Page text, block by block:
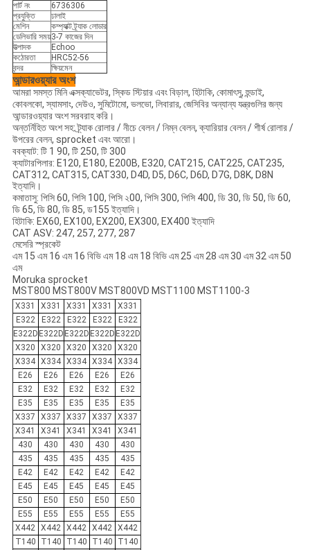
পার্ট নং
6736306
প্রযুক্তি
ঢালাই
মেশিন
কম্প্যাক্ট ট্র্যাক লোডার
ডেলিভারি সময়3-7 কাজের দিন
উত্পাদক
Echoo
কঠোরতা
HRC52-56
বন্দর
ক্ষিয়মেন
আন্ডারওয়্যার অংশ
আমরা সমস্ত মিনি এক্সক্যাভেটর, স্কিড স্টিয়ার এবং বিড়াল, হিটাকি, কোমাৎসু, হুন্ডাই,
কোবলকো, স্যামসাং, দেউও, সুমিটোমো, ভলভো, লিবারার, জেসিবির অন্যান্য যন্ত্রগুলির জন্য
আন্ডারওয়্যার অংশ সরবরাহ করি।
অন্তর্নিহিত অংশ সহ: ট্র্যাক রোলার / নীচে বেলন / নিম্ন বেলন, ক্যারিয়ার বেলন / শীর্ষ রোলার /
উপরের বেলন, sprocket এবং আরো।
ববক্যাট: টি 1 90, টি 250, টি 300
ক্যাটারপিলার: E120, E180, E200B, E320, CAT215, CAT225, CAT235,
CAT312, CAT315, CAT330, D4D, D5, D6C, D6D, D7G, D8K, D8N
ইত্যাদি।
কমাতাসু: পিসি 60, পিসি 100, পিসি ২00, পিসি 300, পিসি 400, ডি 30, ডি 50, ডি 60,
ডি 65, ডি 80, ডি 85, ড155 ইত্যাদি।
হিটাকি: EX60, EX100, EX200, EX300, EX400 ইত্যাদি
CAT ASV: 247, 257, 277, 287
মেসেরি স্প্রকেট
এম 15 এম 16 ​​এম 16 ​​বিভি এম 18 এম 18 বিভি এম 25 এম 28 এম 30 এম 32 এম 50
এম
Moruka sprocket
MST800 MST800V MST800VD MST1100 MST1100-3
X331 X331 X331 X331
X331
E322
E322 E322 E322
E322
E322D E322D E322D E322D E322D
X320
X320 X320 X320
X320
X334 X334 X334 X334 X334
E26
E26 E26 E26
E26
E32
E32 E32 E32
E32
E35
E35 E35 E35
E35
X337
X337 X337 X337
X337
X341
X341 X341 X341
X341
430
430 430 430
430
435
435 435 435
435
E42
E42 E42 E42
E42
E45
E45 E45 E45
E45
E50
E50 E50 E50
E50
E55
E55 E55 E55
E55
X442
X442 X442 X442
X442
T140
T140 T140 T140
T140